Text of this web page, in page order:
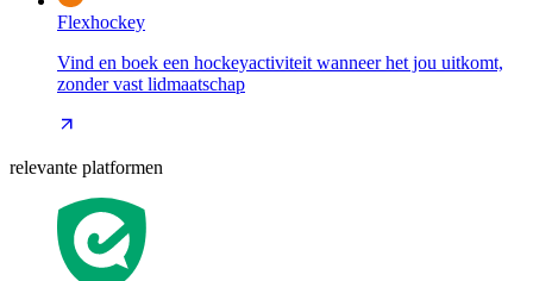
Flexhockey
Vind en boek een hockeyactiviteit wanneer het jou uitkomt,
zonder vast lidmaatschap
relevante platformen